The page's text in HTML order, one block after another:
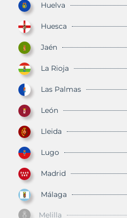
Huelva
Huesca
Jaén
La Rioja
Las Palmas
León
Lleida
Lugo
Madrid
Málaga
Melilla